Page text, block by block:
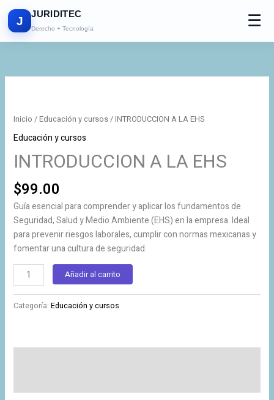
J
JURIDITEC
Derecho + Tecnología ☰
contenido
Inicio /Educación y cursos/ INTRODUCCION A LA EHS
Educación y cursos
INTRODUCCION A LA EHS
$99.00
Guía esencial para comprender y aplicar los fundamentos de
Seguridad, Salud y Medio Ambiente (EHS) en la empresa. Ideal
para prevenir riesgos laborales, cumplir con normas mexicanas y
fomentar una cultura de seguridad.
LA
cantidad
Añadir al carrito
Categoría: Educación y cursos